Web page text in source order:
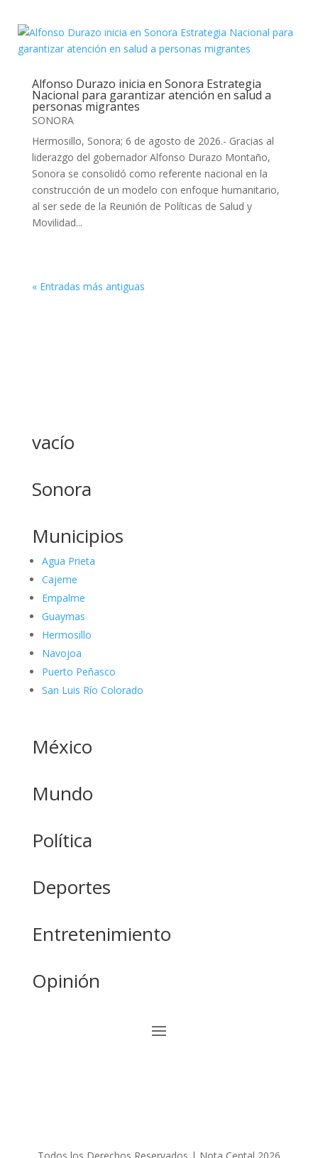
Alfonso Durazo inicia en Sonora Estrategia
Nacional para garantizar atención en salud a
personas migrantes
SONORA
Hermosillo, Sonora; 6 de agosto de 2026.- Gracias al
liderazgo del gobernador Alfonso Durazo Montaño,
Sonora se consolidó como referente nacional en la
construcción de un modelo con enfoque humanitario,
al ser sede de la Reunión de Políticas de Salud y
Movilidad...
« Entradas más antiguas
vacío
Sonora
Municipios
Agua Prieta
Cajeme
Empalme
Guaymas
Hermosillo
Navojoa
Puerto Peñasco
San Luis Río Colorado
México
Mundo
Política
Deportes
Entretenimiento
Opinión